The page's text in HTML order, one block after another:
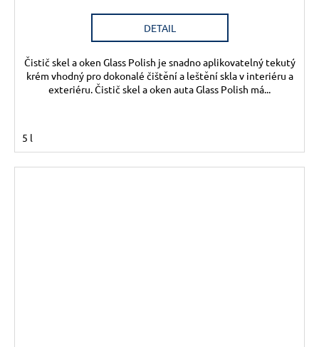
DETAIL
Čistič skel a oken Glass Polish je snadno aplikovatelný tekutý
krém vhodný pro dokonalé čištění a leštění skla v interiéru a
exteriéru. Čistič skel a oken auta Glass Polish má...
5 l